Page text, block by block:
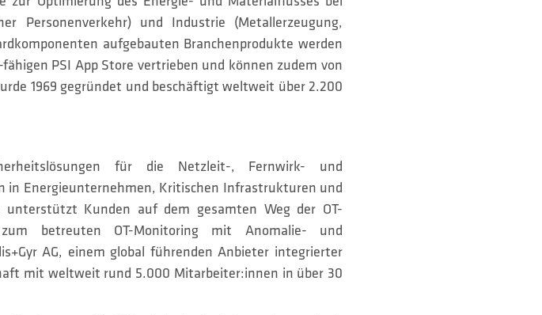
Personenverkehr) und Industrie (Metallerzeugung,
aufgebauten Branchenprodukte werden
PSI App Store vertrieben und können zudem von
1969 gegründet und beschäftigt weltweit über 2.200
für die Netzleit-, Fernwirk- und
in Energieunternehmen, Kritischen Infrastrukturen und
Kunden auf dem gesamten Weg der OT-
betreuten OT-Monitoring mit Anomalie- und
AG, einem global führenden Anbieter integrierter
mit weltweit rund 5.000 Mitarbeiter:innen in über 30